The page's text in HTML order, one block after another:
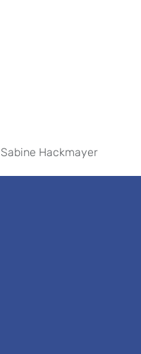
Sabine Hackmayer